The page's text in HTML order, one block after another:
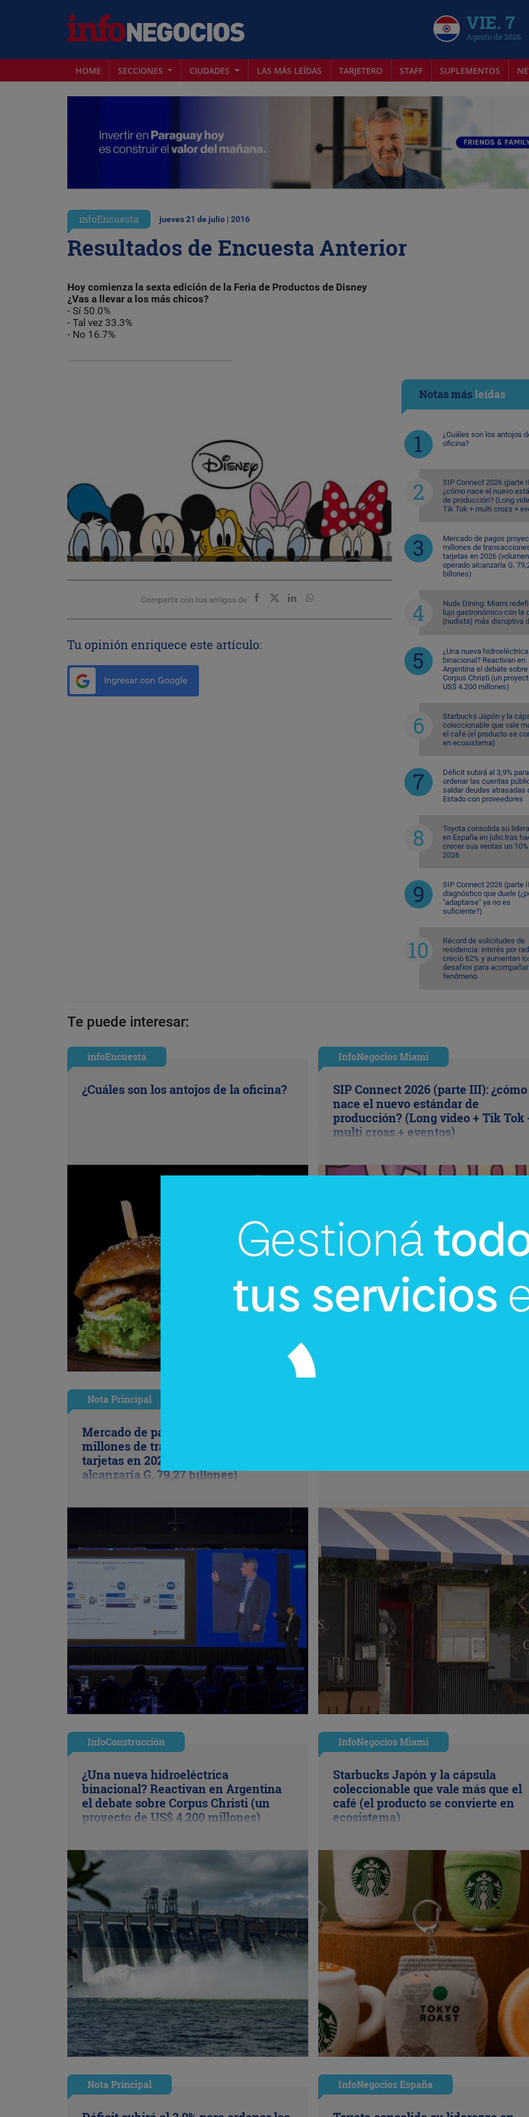
VIE. 7
Agosto de 2026
HOME SECCIONES CIUDADES LAS MÁS LEÍDAS TARJETERO STAFF SUPLEMENTOS
infoEncuesta jueves 21 de julio | 2016
Resultados de Encuesta Anterior
Hoy comienza la sexta edición de la Feria de Productos de Disney
¿Vas a llevar a los más chicos?
- Sí 50.0%
- Tal vez 33.3%
- No 16.7%
Compartir con tus amigos de
Tu opinión enriquece este artículo:
Ingresar con Google
Notas másleídas
¿Cuáles son los antojos
oficina?
SIP Connect 2026 (parte
¿cómo nace el nuevo
de producción? (Long
Tik Tok + multi cross +
Mercado de pagos
millones de
tarjetas en 2026 (volumen
operado alcanzaría G.
billones)
Nude Dining: Miami
lujo gastronómico con la
(nudista) más disruptiva
¿Una nueva hidroeléctrica
binacional? Reactivan en
Argentina el debate sobre
Corpus Christi (un
US$ 4.200 millones)
Starbucks Japón y la
coleccionable que vale
el café (el producto se
en ecosistema)
Déficit subirá al 3,9% para
ordenar las cuentas
saldar deudas atrasadas
Estado con proveedores
Toyota consolida su
en España en julio tras
crecer sus ventas un
2026
SIP Connect 2026 (parte
diagnóstico que duele
"adaptarse" ya no es
suficiente?)
Récord de solicitudes de
residencia: interés por
creció 62% y aumentan
desafíos para
fenómeno
Te puede interesar:
infoEncuesta
¿Cuáles son los antojos de la oficina?
InfoNegocios Miami
SIP Connect 2026 (parte III): ¿cómo
nace el nuevo estándar de
producción? (Long video + Tik Tok
multi cross + eventos)
Nota Principal
Mercado de pagos proyecta 656
millones de transacciones con
tarjetas en 2026 (volumen operado
alcanzaría G. 79,27 billones)
InfoConstrucción
¿Una nueva hidroeléctrica
binacional? Reactivan en Argentina
el debate sobre Corpus Christi (un
proyecto de US$ 4.200 millones)
InfoNegocios Miami
Starbucks Japón y la cápsula
coleccionable que vale más que el
café (el producto se convierte en
ecosistema)
Nota Principal InfoNegocios España